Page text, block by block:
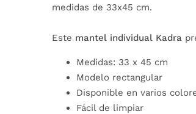
medidas de 33x45 cm.
Este mantel individual Kadra
Medidas: 33 x 45 cm
Modelo rectangular
Disponible en varios
Fácil de limpiar